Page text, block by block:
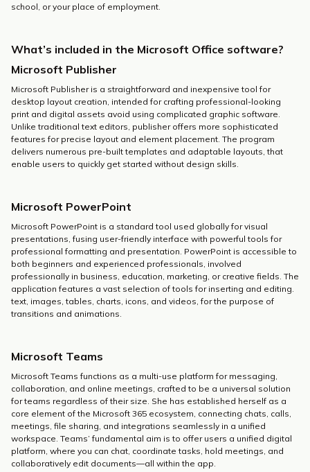
school, or your place of employment.
What’s included in the Microsoft Office software?
Microsoft Publisher
Microsoft Publisher is a straightforward and inexpensive tool for
desktop layout creation, intended for crafting professional-looking
print and digital assets avoid using complicated graphic software.
Unlike traditional text editors, publisher offers more sophisticated
features for precise layout and element placement. The program
delivers numerous pre-built templates and adaptable layouts, that
enable users to quickly get started without design skills.
Microsoft PowerPoint
Microsoft PowerPoint is a standard tool used globally for visual
presentations, fusing user-friendly interface with powerful tools for
professional formatting and presentation. PowerPoint is accessible to
both beginners and experienced professionals, involved
professionally in business, education, marketing, or creative fields. The
application features a vast selection of tools for inserting and editing.
text, images, tables, charts, icons, and videos, for the purpose of
transitions and animations.
Microsoft Teams
Microsoft Teams functions as a multi-use platform for messaging,
collaboration, and online meetings, crafted to be a universal solution
for teams regardless of their size. She has established herself as a
core element of the Microsoft 365 ecosystem, connecting chats, calls,
meetings, file sharing, and integrations seamlessly in a unified
workspace. Teams’ fundamental aim is to offer users a unified digital
platform, where you can chat, coordinate tasks, hold meetings, and
collaboratively edit documents—all within the app.